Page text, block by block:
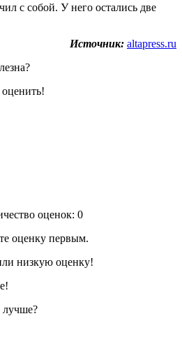
с собой. У него остались две
Источник: altapress.ru
оценок: 0
оценку первым.
низкую оценку!
лучше?